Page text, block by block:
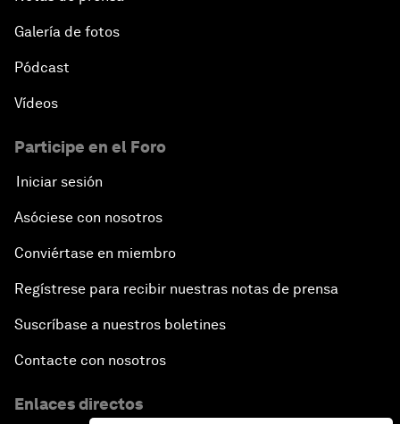
Galería de fotos
Pódcast
Vídeos
Participe en el Foro
Iniciar sesión
Asóciese con nosotros
Conviértase en miembro
Regístrese para recibir nuestras notas de prensa
Suscríbase a nuestros boletines
Contacte con nosotros
Enlaces directos